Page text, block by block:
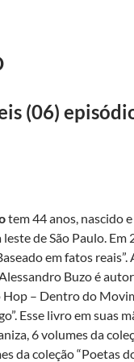
(06)
tem 44 anos, nascido
de São Paulo.
em fatos
Buzo é
Hop – Dentro do
Esse livro em suas
6 volumes da
da coleção “Poetas